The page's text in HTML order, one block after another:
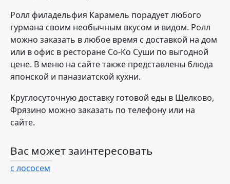
Ролл филадельфия Карамель порадует любого
гурмана своим необычным вкусом и видом. Ролл
можно заказать в любое время с доставкой на дом
или в офис в ресторане Со-Ко Суши по выгодной
цене. В меню на сайте также представлены блюда
японской и паназиатской кухни.
Круглосуточную доставку готовой еды в Щелково,
Фрязино можно заказать по телефону или на
сайте.
Вас может заинтересовать
с лососем